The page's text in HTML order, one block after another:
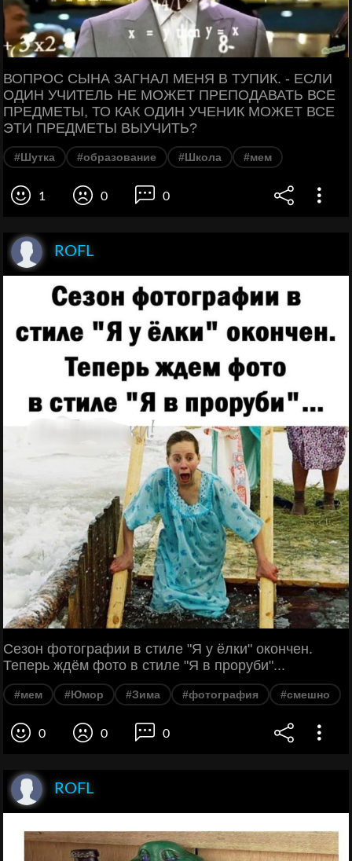
ВОПРОС СЫНА ЗАГНАЛ МЕНЯ В ТУПИК. - ЕСЛИ
ОДИН УЧИТЕЛЬ НЕ МОЖЕТ ПРЕПОДАВАТЬ ВСЕ
ПРЕДМЕТЫ, ТО КАК ОДИН УЧЕНИК МОЖЕТ ВСЕ
ЭТИ ПРЕДМЕТЫ ВЫУЧИТЬ?
#Шутка #образование #Школа #мем
1 0 0
ROFL
Сезон фотографии в стиле "Я у ёлки" окончен.
Теперь ждём фото в стиле "Я в проруби"...
#мем #Юмор #Зима #фотография #смешно
0 0 0
ROFL